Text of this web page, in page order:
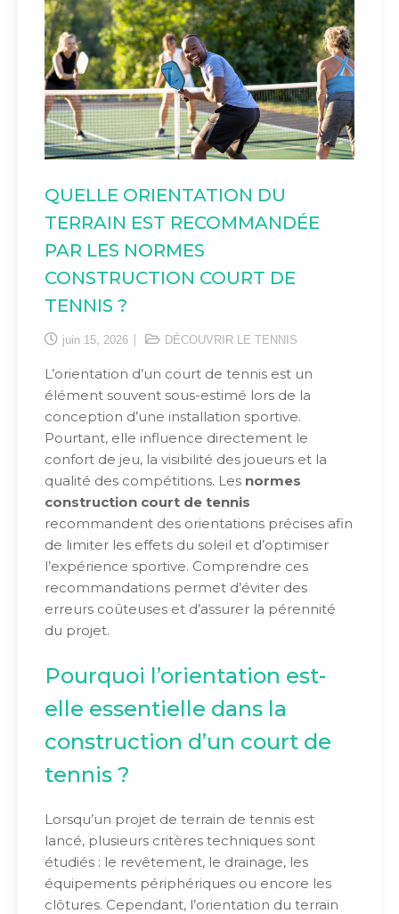
QUELLE ORIENTATION DU
TERRAIN EST RECOMMANDÉE
PAR LES NORMES
CONSTRUCTION COURT DE
TENNIS ?
juin 15, 2026 DÉCOUVRIR LE TENNIS
L’orientation d’un court de tennis est un
élément souvent sous-estimé lors de la
conception d’une installation sportive.
Pourtant, elle influence directement le
confort de jeu, la visibilité des joueurs et la
qualité des compétitions. Les normes
construction court de tennis
recommandent des orientations précises afin
de limiter les effets du soleil et d’optimiser
l’expérience sportive. Comprendre ces
recommandations permet d’éviter des
erreurs coûteuses et d’assurer la pérennité
du projet.
Pourquoi l’orientation est-
elle essentielle dans la
construction d’un court de
tennis ?
Lorsqu’un projet de terrain de tennis est
lancé, plusieurs critères techniques sont
étudiés : le revêtement, le drainage, les
équipements périphériques ou encore les
clôtures. Cependant, l’orientation du terrain